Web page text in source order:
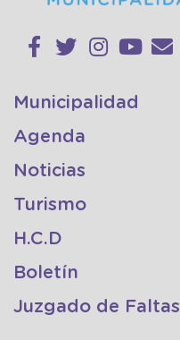
Municipalidad
Agenda
Noticias
Turismo
H.C.D
Boletín
Juzgado de Faltas